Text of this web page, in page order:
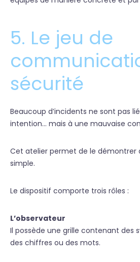
5. Le jeu de
sécurité
Beaucoup d’incidents ne sont pas
intention… mais à une mauvaise
Cet atelier permet de le démontrer
simple.
Le dispositif comporte trois rôles :
L’observateur
Il possède une grille contenant des
des chiffres ou des mots.